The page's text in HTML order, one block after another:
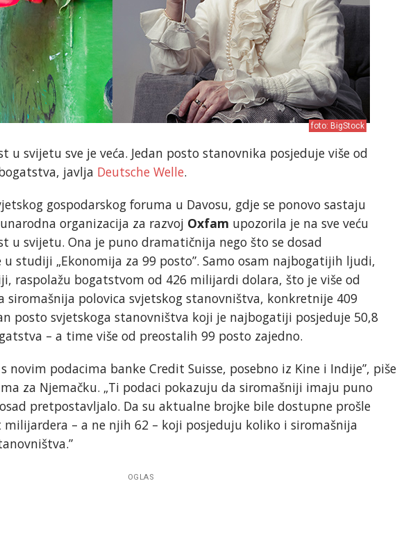
foto: BigStock
u svijetu sve je veća. Jedan posto stanovnika posjeduje više od
javlja Deutsche Welle.
gospodarskog foruma u Davosu, gdje se ponovo sastaju
organizacija za razvoj Oxfam upozorila je na sve veću
u svijetu. Ona je puno dramatičnija nego što se dosad
studiji „Ekonomija za 99 posto”. Samo osam najbogatijih ljudi,
raspolažu bogatstvom od 426 milijardi dolara, što je više od
siromašnija polovica svjetskog stanovništva, konkretnije 409
posto svjetskoga stanovništva koji je najbogatiji posjeduje 50,8
– a time više od preostalih 99 posto zajedno.
novim podacima banke Credit Suisse, posebno iz Kine i Indije”, piše
za Njemačku. „Ti podaci pokazuju da siromašniji imaju puno
pretpostavljalo. Da su aktualne brojke bile dostupne prošle
– a ne njih 62 – koji posjeduju koliko i siromašnija
OGLAS